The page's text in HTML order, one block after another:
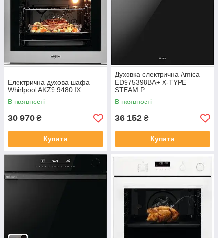
Електрична духова шафа
Whirlpool AKZ9 9480 IX
В наявності
30 970 ₴
Купити
Духовка електрична Amica
ED975398BA+ X-TYPE
STEAM P
В наявності
36 152 ₴
Купити